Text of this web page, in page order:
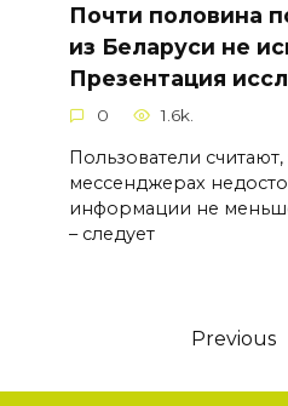
Почти половина
из Беларуси не
Презентация
0 1.6k.
Пользователи считают,
мессенджерах
информации не
– следует
Previous